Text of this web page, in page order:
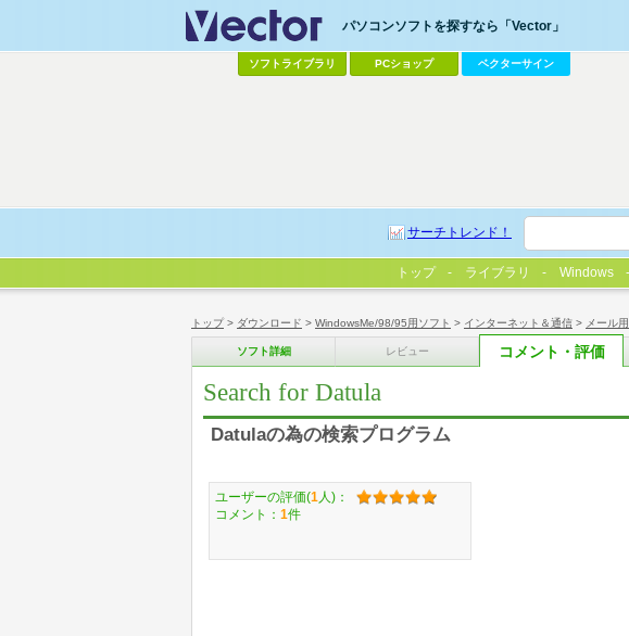
トップ> ダウンロード > WindowsMe/98/95用ソフト > インターネット＆通信 > メール用
ソフト詳細 レビュー コメント・評価
Search for Datula
Datulaの為の検索プログラム
ユーザーの評価(1 人)：
コメント： 1件
パソコンソフトを探すなら「Vector」
ソフトライブラリ PCショップ ベクターサイン
サーチトレンド！
トップ ライブラリ Windows